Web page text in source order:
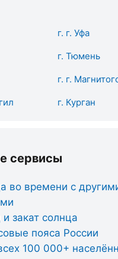
г. г. Уфа
г. Тюмень
г. г.
г. Курган
сервисы
во времени с
и закат солнца
пояса России
100 000+